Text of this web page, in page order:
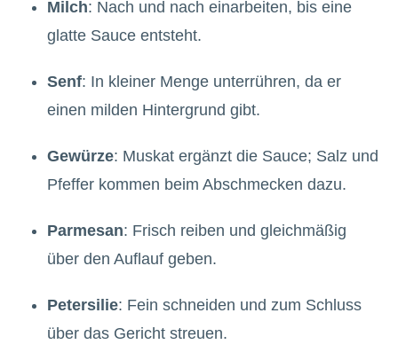
Milch: Nach und nach einarbeiten, bis eine
glatte Sauce entsteht.
Senf: In kleiner Menge unterrühren, da er
einen milden Hintergrund gibt.
Gewürze: Muskat ergänzt die Sauce; Salz und
Pfeffer kommen beim Abschmecken dazu.
Parmesan: Frisch reiben und gleichmäßig
über den Auflauf geben.
Petersilie: Fein schneiden und zum Schluss
über das Gericht streuen.